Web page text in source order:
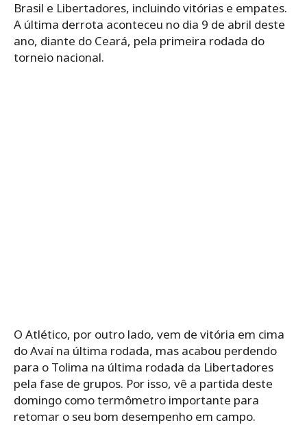
Brasil e Libertadores, incluindo vitórias e empates.
A última derrota aconteceu no dia 9 de abril deste
ano, diante do Ceará, pela primeira rodada do
torneio nacional.
O Atlético, por outro lado, vem de vitória em cima
do Avaí na última rodada, mas acabou perdendo
para o Tolima na última rodada da Libertadores
pela fase de grupos. Por isso, vê a partida deste
domingo como termômetro importante para
retomar o seu bom desempenho em campo.